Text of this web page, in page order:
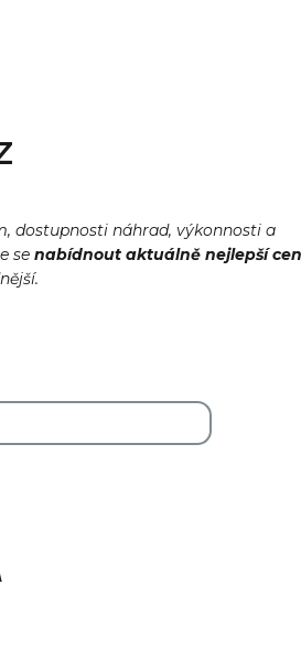
dostupnosti náhrad, výkonnosti a
senabídnout aktuálně nejlepší